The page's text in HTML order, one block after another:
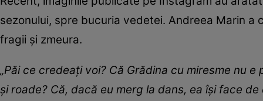
sezonului, spre bucuria vedetei. Andreea Marin
fragii și zmeura.
„Păi ce credeați voi? Că Grădina cu miresme nu
și roade? Că, dacă eu merg la dans, ea își face